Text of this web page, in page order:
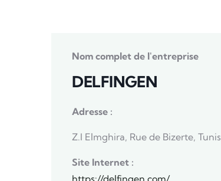
Nom complet de l'entreprise
DELFINGEN
Adresse :
Z.I Elmghira, Rue de Bizerte, Tunis
Site Internet :
https://delfingen.com/